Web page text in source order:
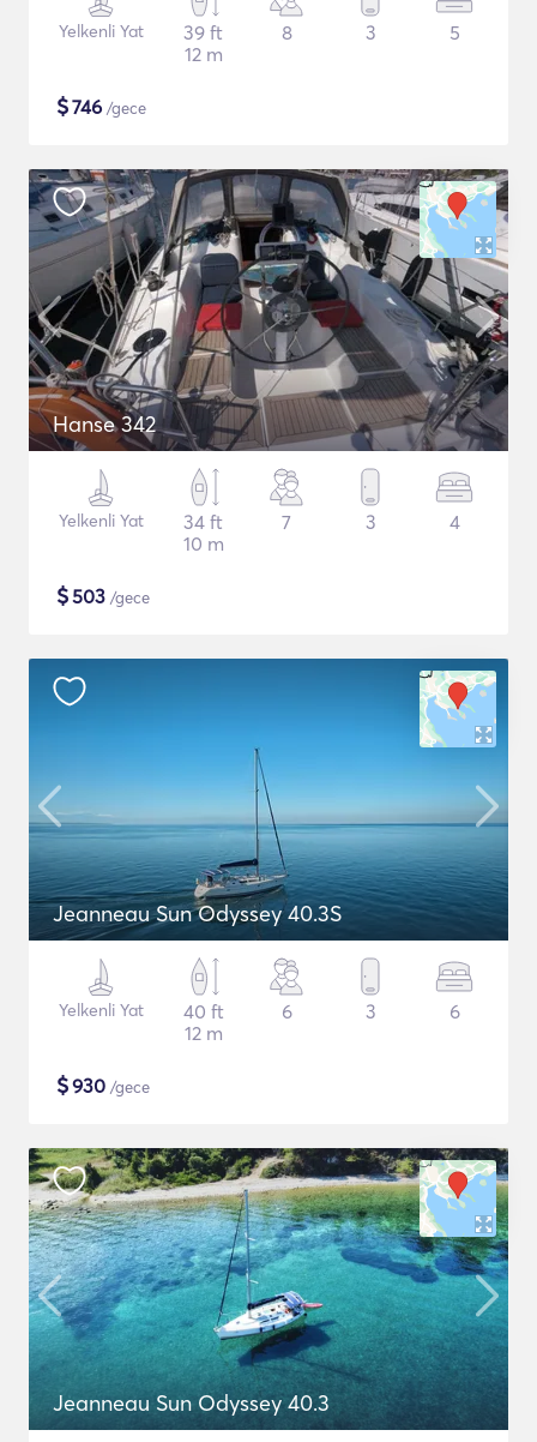
Yelkenli Yat
39 ft
12 m
8 3 5
$746 /gece
Hanse 342
Yelkenli Yat
34 ft
10 m
7 3 4
$503 /gece
Jeanneau Sun Odyssey 40.3S
Yelkenli Yat
40 ft
12 m
6 3 6
$930 /gece
Jeanneau Sun Odyssey 40.3